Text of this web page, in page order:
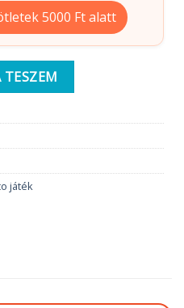
5000 Ft alatt
és viccesek mennyiség
TESZEM
játék